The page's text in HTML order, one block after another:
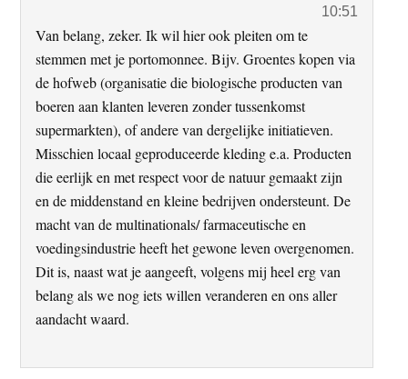
10:51
Van belang, zeker. Ik wil hier ook pleiten om te
stemmen met je portomonnee. Bijv. Groentes kopen via
de hofweb (organisatie die biologische producten van
boeren aan klanten leveren zonder tussenkomst
supermarkten), of andere van dergelijke initiatieven.
Misschien locaal geproduceerde kleding e.a. Producten
die eerlijk en met respect voor de natuur gemaakt zijn
en de middenstand en kleine bedrijven ondersteunt. De
macht van de multinationals/ farmaceutische en
voedingsindustrie heeft het gewone leven overgenomen.
Dit is, naast wat je aangeeft, volgens mij heel erg van
belang als we nog iets willen veranderen en ons aller
aandacht waard.